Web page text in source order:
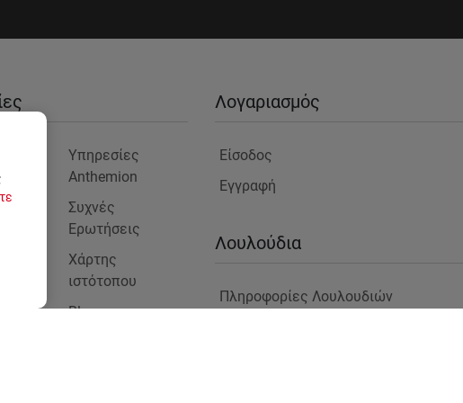
Υπηρεσίες
Anthemion
Συχνές
Ερωτήσεις
Χάρτης
ιστότοπου
Blog
Λογαριασμός
Είσοδος
Εγγραφή
Λουλούδια
Πληροφορίες Λουλουδιών